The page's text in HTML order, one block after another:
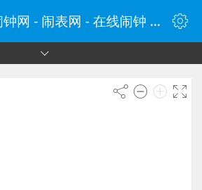
7:02闹钟 - 闹钟网 - 闹表网 - 在线闹钟 - 时钟网